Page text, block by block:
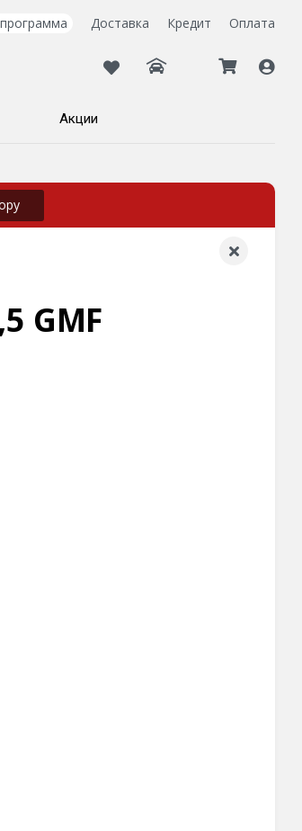
Доставка Кредит Оплата
Акции
GMF